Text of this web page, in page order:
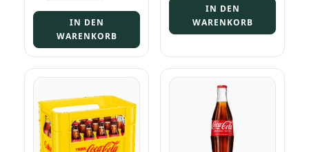
24/0,33
Menge
IN DEN
WARENKORB
Menge
IN DEN
WARENKORB